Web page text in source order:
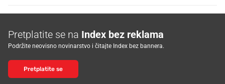
Pretplatite se na Index bez reklama
Podržite neovisno novinarstvo i čitajte Index bez bannera.
Pretplatite se